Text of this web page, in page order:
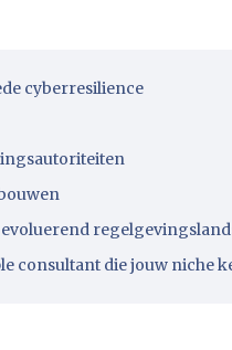
cyberresilience
consultant die jouw niche